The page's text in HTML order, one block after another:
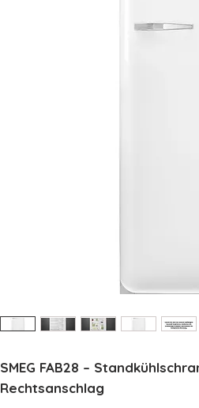
SMEG FAB28 –
Rechtsanschlag